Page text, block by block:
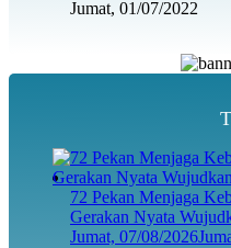
Jumat, 01/07/2022
72 Pekan Menjaga
Gerakan Nyata
Jumat, 07/08/2026